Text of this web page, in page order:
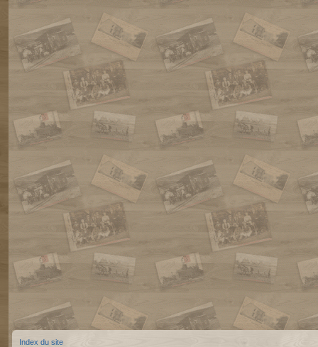
Index du site